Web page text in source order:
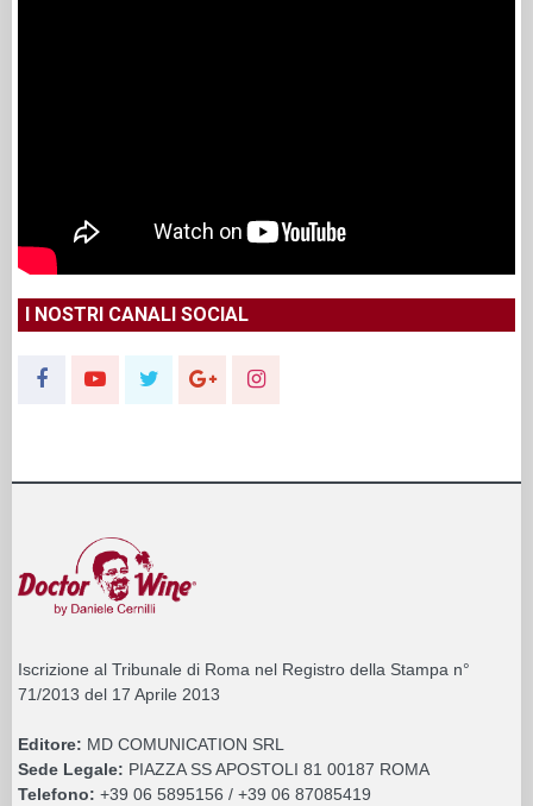
I NOSTRI CANALI SOCIAL
Iscrizione al Tribunale di Roma nel Registro della Stampa n°
71/2013 del 17 Aprile 2013
Editore: MD COMUNICATION SRL
Sede Legale: PIAZZA SS APOSTOLI 81 00187 ROMA
Telefono: +39 06 5895156 / +39 06 87085419